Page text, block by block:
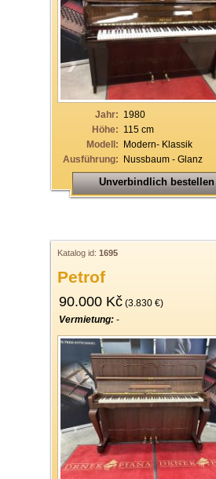
33
35
39
40
Jahr: 1980
Höhe: 115 cm
Modell: Modern- Klassik
Ausführung: Nussbaum - Glanz
Unverbindlich bestellen
Katalog id: 1695
Petrof
90.000 Kč (3.830 €)
Vermietung: -